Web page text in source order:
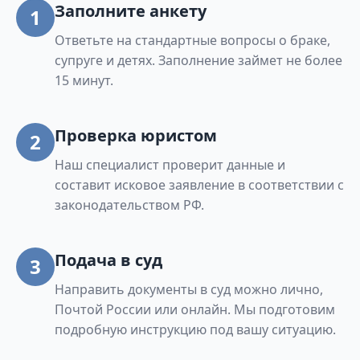
нечетные: с 1 по 21, ул. Сосновая полностью,
ул. Спортивная полностью, ул. Степная
полностью, ул. Студеная полностью, ул.
Сульфатная полностью, ул. Сухоложская
Товарный двор полностью, ул. Толмачева
полностью, ул. Труда полностью, ул. Тургенева
полностью, ул. Узкая полностью, ул.
Фестивальная полностью, ул. Цементная
четные:от Восточного шоссе до ул. Проезжая
Циолковского четные: от ул. Октябрьской
революции до ж/д. ветки Гороблагодатская-
Свердловск – полностью, нечетные: нет, ул.
Черняховского полностью, ул. Чехова
1 Заполните анкету
Ответьте на стандартные вопросы о браке,
супруге и детях. Заполнение займет не более
15 минут.
2 Проверка юристом
Наш специалист проверит данные и
составит исковое заявление в соответствии с
законодательством РФ.
3 Подача в суд
Направить документы в суд можно лично,
Почтой России или онлайн. Мы подготовим
подробную инструкцию под вашу ситуацию.